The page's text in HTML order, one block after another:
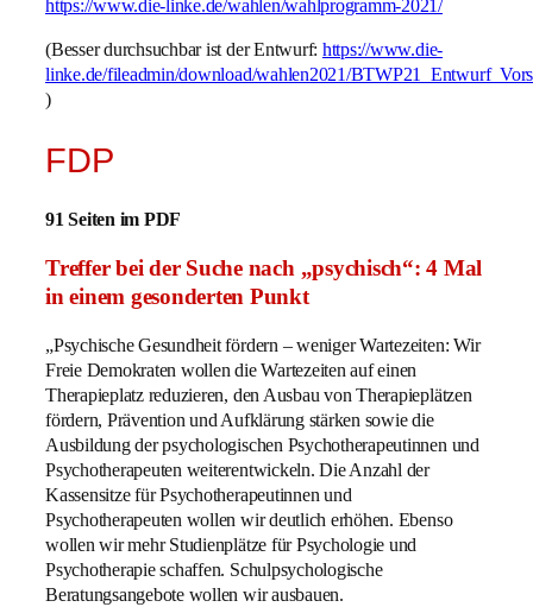
https://www.die-linke.de/wahlen/wahlprogramm-2021/
(Besser durchsuchbar ist der Entwurf: https://www.die-
linke.de/fileadmin/download/wahlen2021/
)
FDP
91 Seiten im PDF
Treffer bei der Suche nach „psychisch“: 4 Mal
in einem gesonderten Punkt
„Psychische Gesundheit fördern – weniger Wartezeiten: Wir
Freie Demokraten wollen die Wartezeiten auf einen
Therapieplatz reduzieren, den Ausbau von Therapieplätzen
fördern, Prävention und Aufklärung stärken sowie die
Ausbildung der psychologischen Psychotherapeutinnen und
Psychotherapeuten weiterentwickeln. Die Anzahl der
Kassensitze für Psychotherapeutinnen und
Psychotherapeuten wollen wir deutlich erhöhen. Ebenso
wollen wir mehr Studienplätze für Psychologie und
Psychotherapie schaffen. Schulpsychologische
Beratungsangebote wollen wir ausbauen.